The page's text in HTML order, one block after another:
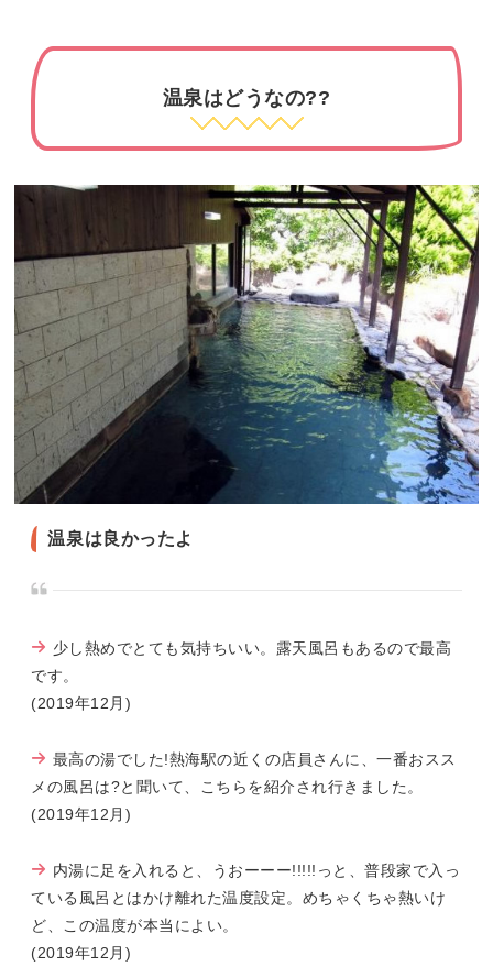
温泉はどうなの??
温泉は良かったよ
少し熱めでとても気持ちいい。露天風呂もあるので最高
です。
(2019年12月)
最高の湯でした!熱海駅の近くの店員さんに、一番おスス
メの風呂は?と聞いて、こちらを紹介され行きました。
(2019年12月)
内湯に足を入れると、うおーーー!!!!!っと、普段家で入っ
ている風呂とはかけ離れた温度設定。めちゃくちゃ熱いけ
ど、この温度が本当によい。
(2019年12月)